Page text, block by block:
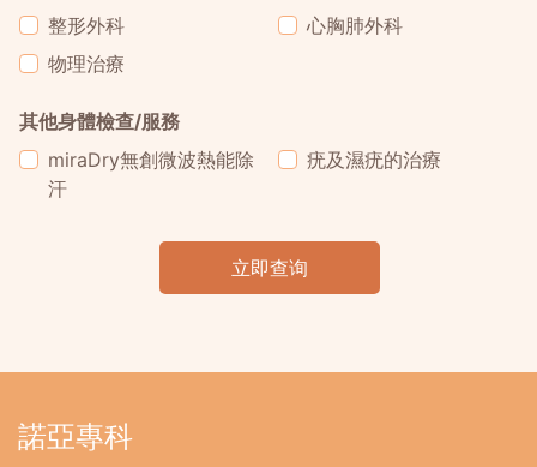
整形外科
心胸肺外科
物理治療
其他身體檢查/服務
miraDry無創微波熱能除
汗
疣及濕疣的治療
立即查询
諾亞專科